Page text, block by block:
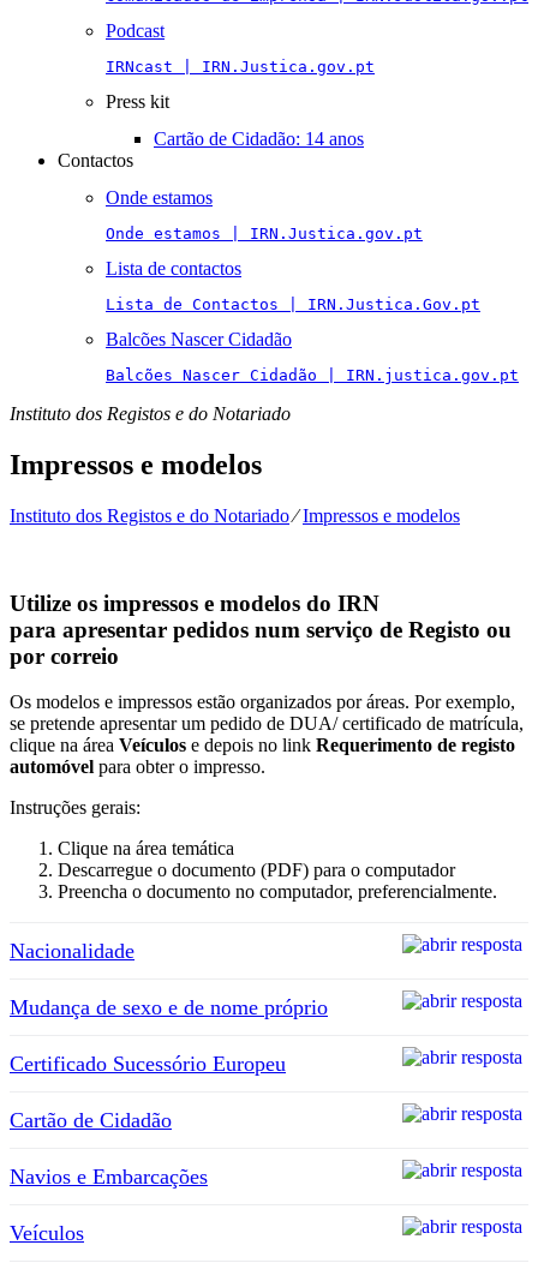
Podcast
IRNcast | IRN.Justica.gov.pt
Press kit
Cartão de Cidadão: 14 anos
Contactos
Onde estamos
Onde estamos | IRN.Justica.gov.pt
Lista de contactos
Lista de Contactos | IRN.Justica.Gov.pt
Balcões Nascer Cidadão
Balcões Nascer Cidadão | IRN.justica.gov.pt
Instituto dos Registos e do Notariado
Impressos e modelos
Instituto dos Registos e do Notariado⁄Impressos e modelos
Utilize os impressos e modelos do IRN
para apresentar pedidos num serviço de Registo ou
por correio
Os modelos e impressos estão organizados por áreas. Por exemplo,
se pretende apresentar um pedido de DUA/ certificado de matrícula,
clique na área Veículos e depois no link Requerimento de registo
automóvel para obter o impresso.
Instruções gerais:
Clique na área temática
Descarregue o documento (PDF) para o computador
Preencha o documento no computador, preferencialmente.
Nacionalidade
Mudança de sexo e de nome próprio
Certificado Sucessório Europeu
Cartão de Cidadão
Navios e Embarcações
Veículos